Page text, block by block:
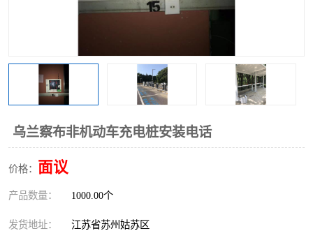
乌兰察布非机动车充电桩安装电话
价格： 面议
产品数量： 1000.00个
发货地址： 江苏省苏州姑苏区